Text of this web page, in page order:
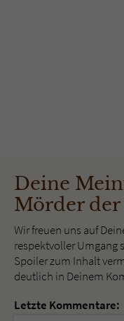
Deine
Mörder der
Wir freuen uns auf
respektvoller Umgang
Spoiler zum Inhalt
deutlich in Deinem
Letzte Kommentare: